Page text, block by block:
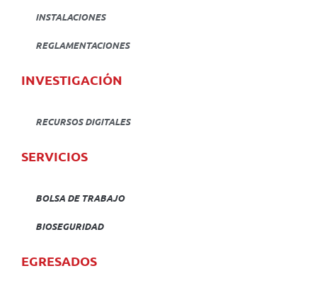
INSTALACIONES
REGLAMENTACIONES
INVESTIGACIÓN
RECURSOS DIGITALES
SERVICIOS
BOLSA DE TRABAJO
BIOSEGURIDAD
EGRESADOS